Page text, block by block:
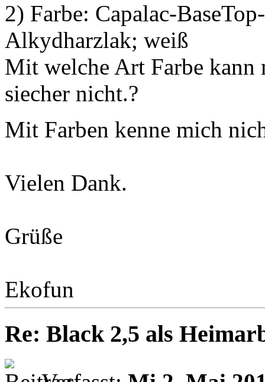
2) Farbe: Capalac-
Alkydharzlak; weiß
Mit welche Art Farbe kann
siecher nicht.?
Mit Farben kenne mich
Vielen Dank.
Grüße
Ekofun
Re: Black 2,5 als